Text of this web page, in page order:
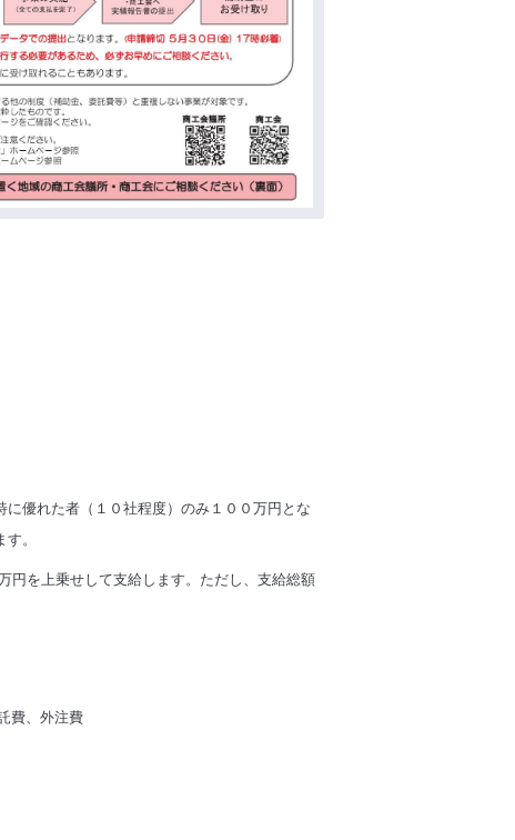
優れた者（１０社程度）のみ１００万円とな
。
円を上乗せして支給します。ただし、支給総額
費、外注費